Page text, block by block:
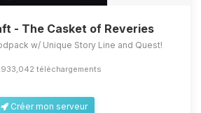
- The Casket of Reveries
w/ Unique Story Line and Quest!
téléchargements
Créer mon serveur